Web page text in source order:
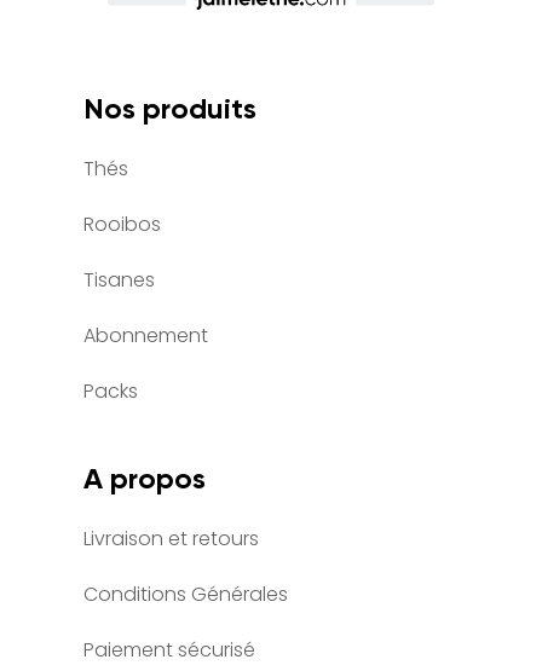
Nos produits
Thés
Rooibos
Tisanes
Abonnement
Packs
A propos
Livraison et retours
Conditions Générales
Paiement sécurisé